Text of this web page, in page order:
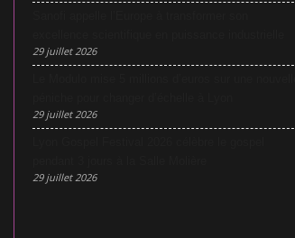
29 juillet 2026
29 juillet 2026
29 juillet 2026